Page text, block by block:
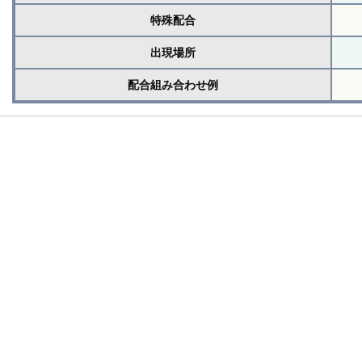
特殊配合
出現場所
配合組み合わせ例